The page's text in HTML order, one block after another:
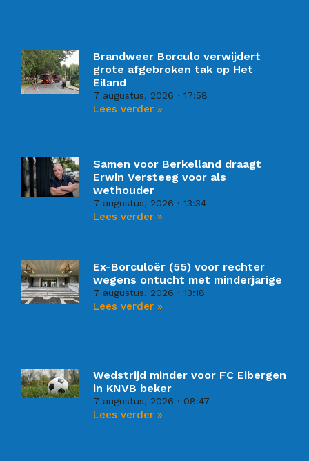
Brandweer Borculo verwijdert
grote afgebroken tak op Het
Eiland
7 augustus, 2026 17:58
Lees verder »
Samen voor Berkelland draagt
Erwin Versteeg voor als
wethouder
7 augustus, 2026 13:34
Lees verder »
Ex-Borculoër (55) voor rechter
wegens ontucht met minderjarige
7 augustus, 2026 13:18
Lees verder »
Wedstrijd minder voor FC Eibergen
in KNVB beker
7 augustus, 2026 08:47
Lees verder »